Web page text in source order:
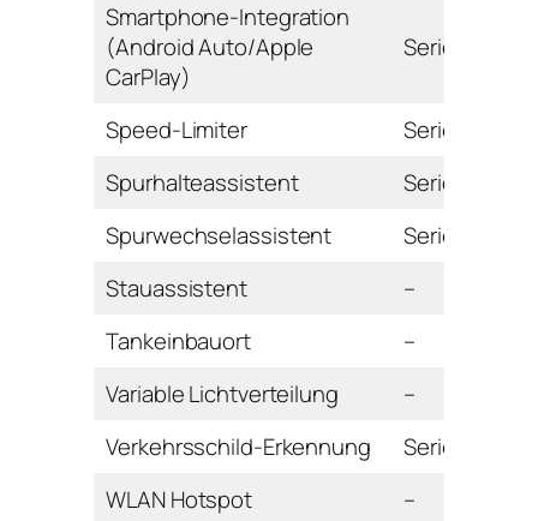
Smartphone-Integration
(Android Auto/Apple
CarPlay)
Serie
Speed-Limiter
Serie
Spurhalteassistent
Serie
Spurwechselassistent
Serie
Stauassistent
–
Tankeinbauort
–
Variable Lichtverteilung
–
Verkehrsschild-Erkennung
Serie
WLAN Hotspot
–